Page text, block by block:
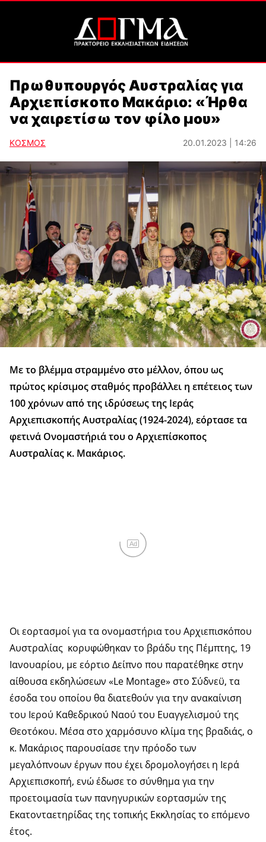
Πρωθυπουργός Αυστραλίας για
Αρχιεπίσκοπο Μακάριο: «Ήρθα
να χαιρετίσω τον φίλο μου»
ΚΟΣΜΟΣ 20.01.2023 | 14:26
Με το βλέμμα στραμμένο στο μέλλον, όπου ως
πρώτος κρίσιμος σταθμός προβάλλει η επέτειος των
100 χρόνων από της ιδρύσεως της Ιεράς
Αρχιεπισκοπής Αυστραλίας (1924-2024), εόρτασε τα
φετινά Ονομαστήριά του ο Αρχιεπίσκοπος
Αυστραλίας κ. Μακάριος.
Ad
Οι εορτασμοί για τα ονομαστήρια του Αρχιεπισκόπου
Αυστραλίας κορυφώθηκαν το βράδυ της Πέμπτης, 19
Ιανουαρίου, με εόρτιο Δείπνο που παρατέθηκε στην
αίθουσα εκδηλώσεων «Le Montage» στο Σύδνεϋ, τα
έσοδα του οποίου θα διατεθούν για την ανακαίνιση
του Ιερού Καθεδρικού Ναού του Ευαγγελισμού της
Θεοτόκου. Μέσα στο χαρμόσυνο κλίμα της βραδιάς, ο
κ. Μακάριος παρουσίασε την πρόοδο των
μεγαλόπνοων έργων που έχει δρομολογήσει η Ιερά
Αρχιεπισκοπή, ενώ έδωσε το σύνθημα για την
προετοιμασία των πανηγυρικών εορτασμών της
Εκατονταετηρίδας της τοπικής Εκκλησίας το επόμενο
έτος.